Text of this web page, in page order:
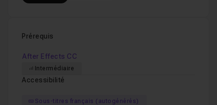
Prérequis
After Effects CC
Intermédiaire
Accessibilité
Sous-titres français (autogénérés)